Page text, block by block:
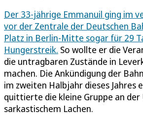
Der 33-jährige Emmanuil ging im
vor der Zentrale der Deutschen
Platz in Berlin-Mitte sogar für 29
Hungerstreik. So wollte er die
die untragbaren Zustände in
machen. Die Ankündigung der
im zweiten Halbjahr dieses Jahres
quittierte die kleine Gruppe an
sarkastischem Lachen.